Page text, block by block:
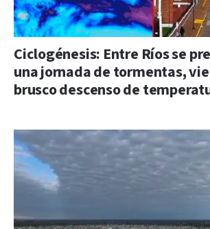
Ciclogénesis: Entre Ríos se
una jornada de tormentas,
brusco descenso de